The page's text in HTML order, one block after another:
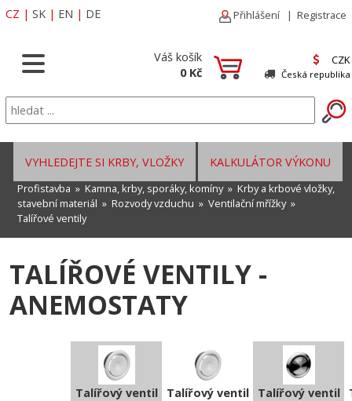
CZ | SK | EN | DE Přihlášení | Registrace
Váš košík
0 Kč
CZK
Česká republika
KALKULÁTOR VÝKONU
VYHLEDEJTE SI KRBY, VLOŽKY
Profistavba » Kamna, krby, sporáky, komíny» Krby a krbové vložky,
stavební materiál » Rozvody vzduchu » Ventilační mřížky»
Talířové ventily
TALÍŘOVÉ VENTILY -
ANEMOSTATY
Talířový ventil
Talířový ventil
Talířový ventil